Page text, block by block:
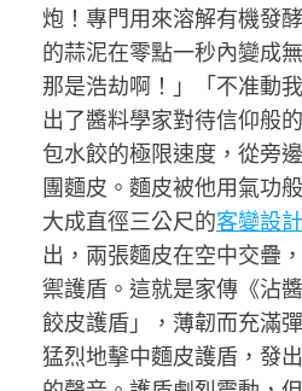
炮！專門用來溶解有機發
的蒜泥在零點一秒內變成
那是浩劫啊！」「不准動
出了醬料學家對待信仰般
包水餃的極限速度，從旁
團麵皮。麵皮被他用氣功
大成直徑三公尺的客變設計
出，兩張麵皮在空中交疊
禦護盾。這就是家傳《沾
餃皮護盾」，薄韌而充滿
猛烈地擊中麵皮護盾，發